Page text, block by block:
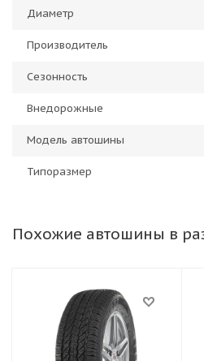
Диаметр
Производитель
Сезонность
Внедорожные
Модель автошины
Типоразмер
Похожие автошины в